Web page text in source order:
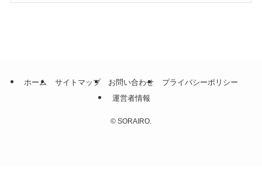
ホーム サイトマップ お問い合わせ
プライバシーポリシー
運営者情報
© SORAIRO.